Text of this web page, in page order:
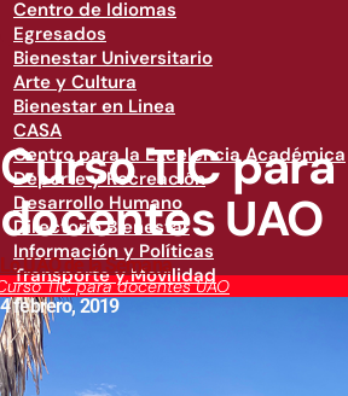
Centro de Idiomas
Egresados
Bienestar Universitario
Arte y Cultura
Bienestar en Linea
CASA
Centro para la Excelencia Académica
Deporte y Recreación
Desarrollo Humano
Directorio Bienestar
Información y Políticas
Transporte y Movilidad
TIC para docentes UAO
Curso TIC para
docentes UAO
Lo UAO de la Semana
4 febrero, 2019